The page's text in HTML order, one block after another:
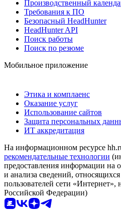
Производственный
Требования к ПО
Безопасный HeadHunter
HeadHunter API
Поиск работы
Поиск по резюме
Мобильное приложение
Этика и комплаенс
Оказание услуг
Использование сайтов
Защита персональных
ИТ аккредитация
На информационном ресурсе
рекомендательные технологии
предоставления информации на
и анализа сведений,
пользователей сети «Интернет»,
Российской Федерации)